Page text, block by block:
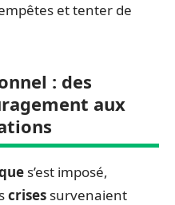
et tenter de
: des
aux
s’est imposé,
crises survenaient